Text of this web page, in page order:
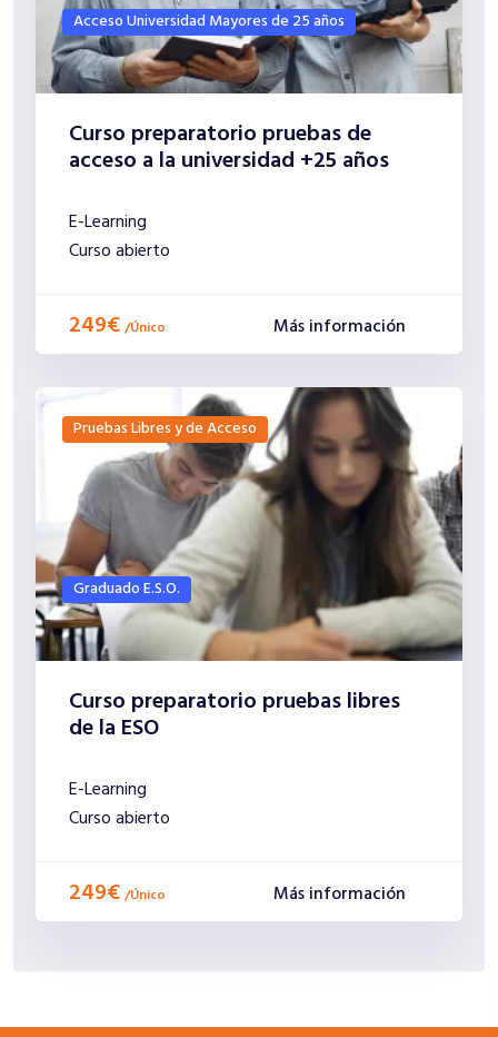
Acceso Universidad Mayores de 25 años
Curso preparatorio pruebas de
acceso a la universidad +25 años
E-Learning
Curso abierto
249€ /Único Más información
Pruebas Libres y de Acceso
Graduado E.S.O.
Curso preparatorio pruebas libres
de la ESO
E-Learning
Curso abierto
249€ /Único Más información